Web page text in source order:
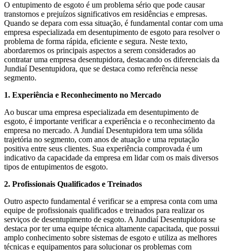
O entupimento de esgoto é um problema sério que pode causar
transtornos e prejuízos significativos em residências e empresas.
Quando se depara com essa situação, é fundamental contar com uma
empresa especializada em desentupimento de esgoto para resolver o
problema de forma rápida, eficiente e segura. Neste texto,
abordaremos os principais aspectos a serem considerados ao
contratar uma empresa desentupidora, destacando os diferenciais da
Jundiaí Desentupidora, que se destaca como referência nesse
segmento.
1. Experiência e Reconhecimento no Mercado
Ao buscar uma empresa especializada em desentupimento de
esgoto, é importante verificar a experiência e o reconhecimento da
empresa no mercado. A Jundiaí Desentupidora tem uma sólida
trajetória no segmento, com anos de atuação e uma reputação
positiva entre seus clientes. Sua experiência comprovada é um
indicativo da capacidade da empresa em lidar com os mais diversos
tipos de entupimentos de esgoto.
2. Profissionais Qualificados e Treinados
Outro aspecto fundamental é verificar se a empresa conta com uma
equipe de profissionais qualificados e treinados para realizar os
serviços de desentupimento de esgoto. A Jundiaí Desentupidora se
destaca por ter uma equipe técnica altamente capacitada, que possui
amplo conhecimento sobre sistemas de esgoto e utiliza as melhores
técnicas e equipamentos para solucionar os problemas com